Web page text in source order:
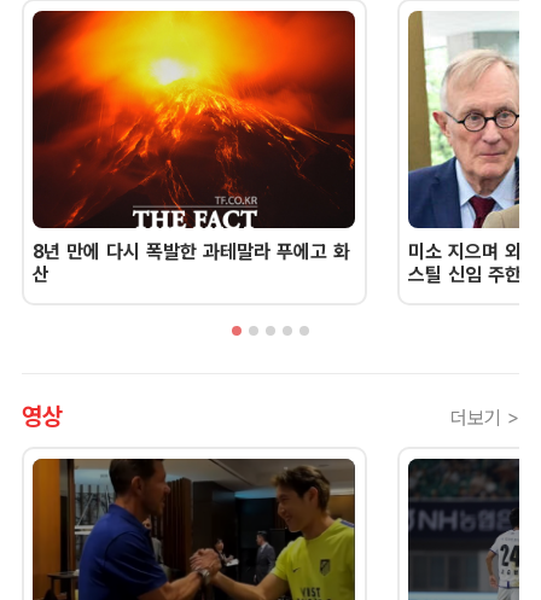
8년 만에 다시 폭발한 과테말라 푸에고 화
산
미소 지으며 외
스틸 신임 주한
영상 더보기 >